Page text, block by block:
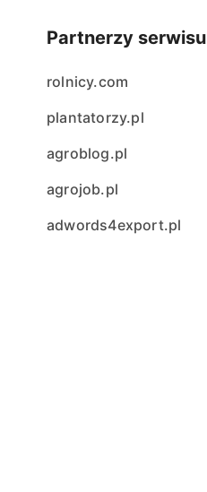
Partnerzy serwisu
rolnicy.com
plantatorzy.pl
agroblog.pl
agrojob.pl
adwords4export.pl